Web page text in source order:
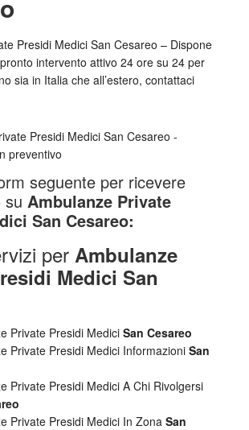
Presidi Medici San Cesareo – Dispone
intervento attivo 24 ore su 24 per
sia in Italia che all’estero, contattaci
seguente per ricevere
su Ambulanze Private
San Cesareo:
per Ambulanze
Medici San
Private Presidi Medici San Cesareo
Private Presidi Medici Informazioni San
Private Presidi Medici A Chi Rivolgersi
Private Presidi Medici In Zona San